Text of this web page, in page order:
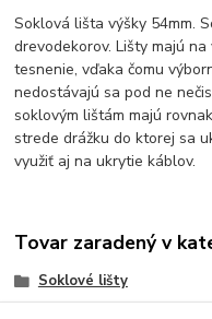
Soklová lišta výšky 54mm.
drevodekorov. Lišty majú
tesnenie, vďaka čomu
nedostávajú sa pod ne
soklovým lištám majú
strede drážku do ktorej sa
využiť aj na ukrytie káblov.
Tovar zaradený v
Soklové lišty